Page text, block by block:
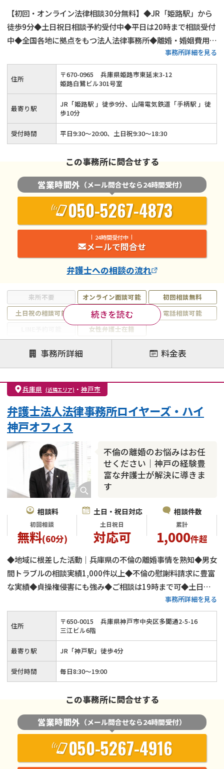
【初回・オンライン法律相談30分無料】◆JR「姫路駅」から
徒歩9分◆土日祝日相談予約受付中◆平日は20時まで相談受付
中◆全国各地に拠点をもつ法人法律事務所◆離婚・婚姻費用・
財産分与・親権・養育費など幅広い離婚問題に対応事務所詳細を見る
来所不要 オンライン面談可能
初回相談無料
土日祝の相談可能
19時以降電話可能
電話相談可能
女性弁護士在籍
注力案件
離婚前相談
離婚調停
離婚裁判
親権・面会交流権
DV
モラハラ
不貞・不倫慰謝料請求
国際離婚
財産分与
内縁の夫婦 熟年離婚
続きを読む
住所 〒670-0965
兵庫県姫路市東延末3-12
姫路白鷺ビル301号室
最寄り駅
JR「姫路駅 」徒歩9分、山陽電気鉄道「手柄駅 」徒
歩10分
受付時間 平日9:30～20:00、土日祝9:30～18:30
この事務所に問合せする
営業時間外 （メール問合せなら24時間受付）
050-5267-4873
24時間受付中
メールで問合せ
弁護士への相談の流れ
事務所詳細 料金表
兵庫県 (近隣エリア) ・ 神戸市
不倫の離婚のお悩みはお任
せください｜神戸の経験豊
富な弁護士が解決に導きま
す
弁護士法人法律事務所ロイヤーズ・ハイ
神戸オフィス
相談料
初回相談
無料(60分)
土日・祝日対応
土日祝日
対応可
相談件数
累計
1,000件超
◆地域に根差した活動｜兵庫県の不倫の離婚事情を熟知◆男女
間トラブルの相談実績1,000件以上◆不倫の慰謝料請求に豊富
な実績◆貞操権侵害にも強み◆ご相談は19時まで可◆土日祝
日も相談対応◆電話・WEB相談にも対応◆JR「神戸駅」から
徒歩4分◆初回相談60分間無料
事務所詳細を見る
住所 〒650-0015
兵庫県神戸市中央区多聞通2-5-16
三江ビル6階
最寄り駅 JR「神戸駅」徒歩4分
受付時間 毎日8:30～19:00
この事務所に問合せする
営業時間外 （メール問合せなら24時間受付）
050-5267-4916